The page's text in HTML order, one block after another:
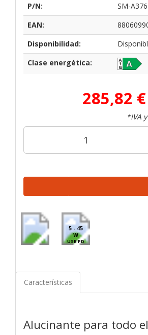
P/N:
SM-
EAN:
Disponibilidad:
Clase energética:
285,82 €
*IVA
5 - 45
W
USB PD
Características
Alucinante para todo